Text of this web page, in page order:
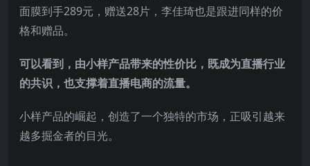
面膜到手289元，赠送28片，李佳琦也是跟进同样的价
格和赠品。
可以看到，由小样产品带来的性价比，既成为直播行业
的共识，也支撑着直播电商的流量。
小样产品的崛起，创造了一个独特的市场，正吸引越来
越多掘金者的目光。